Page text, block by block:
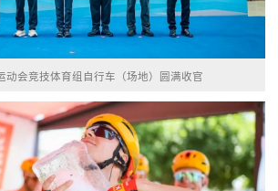
动会竞技体育组自行车（场地）圆满收官